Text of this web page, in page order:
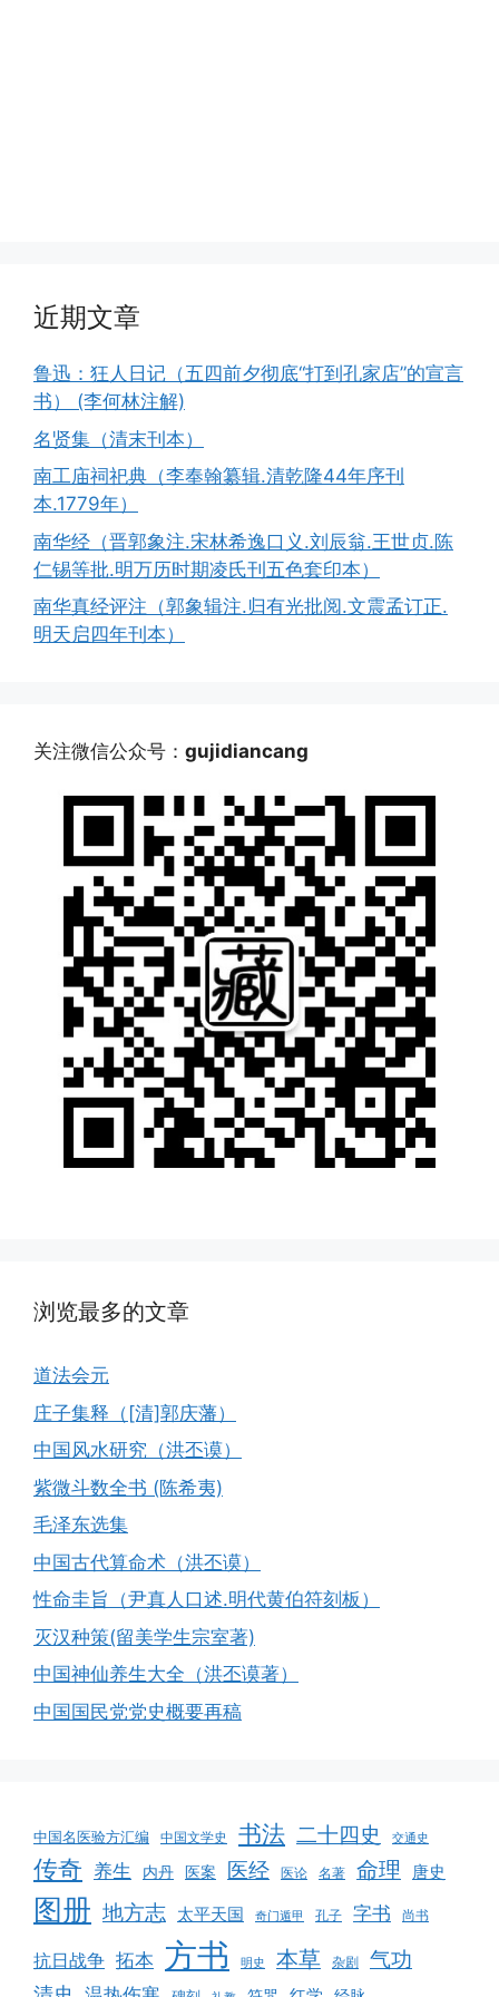
近期文章
鲁迅：狂人日记（五四前夕彻底“打到孔家店”的宣言
书） (李何林注解)
名贤集（清末刊本）
南工庙祠祀典（李奉翰纂辑.清乾隆44年序刊
本.1779年）
南华经（晋郭象注.宋林希逸口义.刘辰翁.王世贞.陈
仁锡等批.明万历时期凌氏刊五色套印本）
南华真经评注（郭象辑注.归有光批阅.文震孟订正.
明天启四年刊本）
关注微信公众号： gujidiancang
浏览最多的文章
道法会元
庄子集释（[清]郭庆藩）
中国风水研究（洪丕谟）
紫微斗数全书 (陈希夷)
毛泽东选集
中国古代算命术（洪丕谟）
性命圭旨（尹真人口述.明代黄伯符刻板）
灭汉种策(留美学生宗室著)
中国神仙养生大全（洪丕谟著）
中国国民党党史概要再稿
中国名医验方汇编 中国文学史 书法 二十四史 交通史
传奇 养生 内丹 医案 医经 医论 名著 命理 唐史
图册 地方志 太平天国 奇门遁甲 孔子 字书 尚书
抗日战争 拓本 方书 明史 本草 杂剧 气功